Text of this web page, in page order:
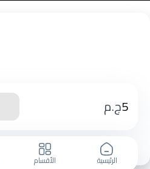
5ج.م
الرئيسية الأقسام